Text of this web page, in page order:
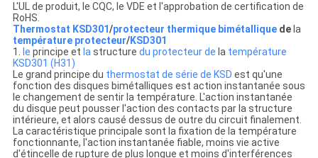
L'UL de produit, le CQC, le VDE et l'approbation de certification de
RoHS.
Thermostat KSD301/protecteur thermique bimétallique dela
température protecteur/KSD301
1. le principe et lastructure du protecteur de la température
KSD301 (H31)
Le grand principe du thermostat de série de KSD est qu'une
fonction des disques bimétalliques est action instantanée sous
le changement de sentir la température. L'action instantanée
du disque peut pousser l'action des contacts par la structure
intérieure, et alors causé dessus de outre du circuit finalement.
La caractéristique principale sont la fixation de la température
fonctionnante, l'action instantanée fiable, moins vie active
d'étincelle de rupture de plus longue et moins d'interférences